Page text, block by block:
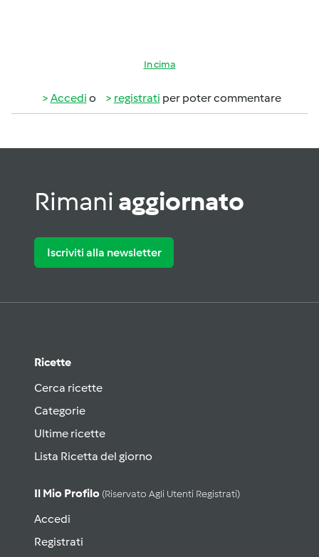
In cima
Accedi o registrati per poter commentare
Rimani aggiornato
Iscriviti alla newsletter
Ricette
Cerca ricette
Categorie
Ultime ricette
Lista Ricetta del giorno
Il Mio Profilo (riservato Agli Utenti Registrati)
Accedi
Registrati